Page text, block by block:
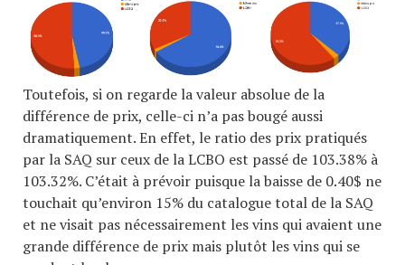
Toutefois, si on regarde la valeur absolue de la
différence de prix, celle-ci n’a pas bougé aussi
dramatiquement. En effet, le ratio des prix pratiqués
par la SAQ sur ceux de la LCBO est passé de 103.38% à
103.32%. C’était à prévoir puisque la baisse de 0.40$ ne
touchait qu’environ 15% du catalogue total de la SAQ
et ne visait pas nécessairement les vins qui avaient une
grande différence de prix mais plutôt les vins qui se